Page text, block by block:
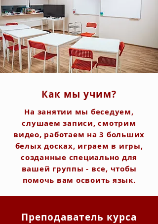
Как мы учим?
На занятии мы беседуем,
слушаем записи, смотрим
видео, работаем на 3 больших
белых досках, играем в игры,
созданные специально для
вашей группы - все, чтобы
помочь вам освоить язык.
Преподаватель курса